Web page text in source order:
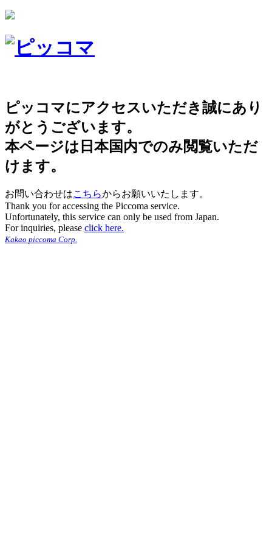
ピッコマにアクセスいただき誠にあり
がとうございます。
本ページは日本国内でのみ閲覧いただ
けます。
お問い合わせはこちらからお願いいたします。
Thank you for accessing the Piccoma service.
Unfortunately, this service can only be used from Japan.
For inquiries, please click here.
Kakao piccoma Corp.